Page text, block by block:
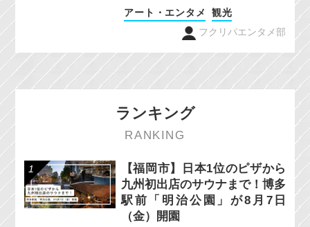
アート・エンタメ
観光
フクリパエンタメ部
ランキング
RANKING
【福岡市】日本1位のピザから
九州初出店のサウナまで！博多
駅前「明治公園」が8月7日
（金）開園